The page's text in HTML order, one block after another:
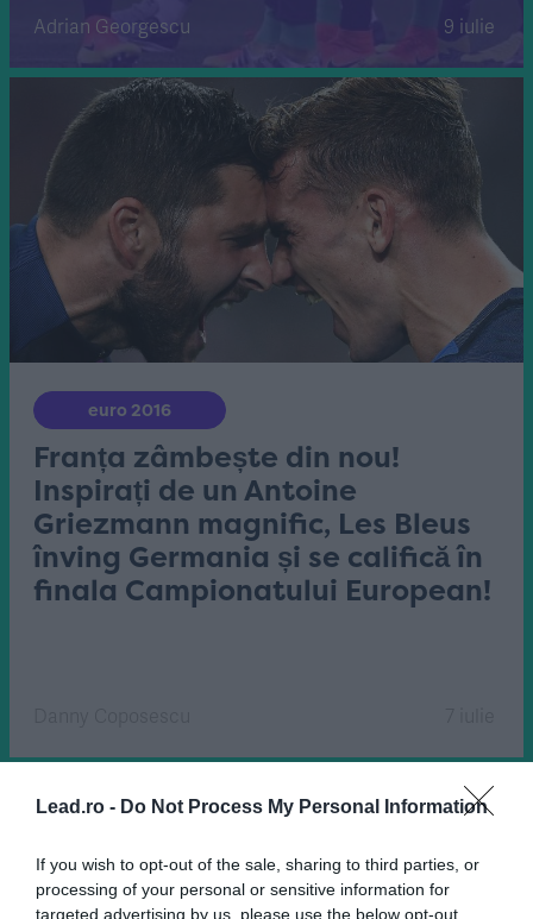
Lead.ro - Do Not Process My Personal Information
If you wish to opt-out of the sale, sharing to third parties, or
processing of your personal or sensitive information for
targeted advertising by us, please use the below opt-out
Adrian Georgescu 9 iulie
euro 2016
Franța zâmbește din nou!
Inspirați de un Antoine
Griezmann magnific, Les Bleus
înving Germania și se califică în
finala Campionatului European!